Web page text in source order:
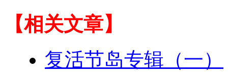
【相关文章】
复活节岛专辑（一）